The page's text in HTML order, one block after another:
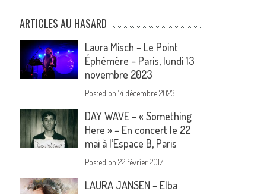
ARTICLES AU HASARD
Laura Misch – Le Point
Éphémère – Paris, lundi 13
novembre 2023
Posted on14 décembre 2023
DAY WAVE – « Something
Here » – En concert le 22
mai à l’Espace B, Paris
Posted on22 février 2017
LAURA JANSEN – Elba